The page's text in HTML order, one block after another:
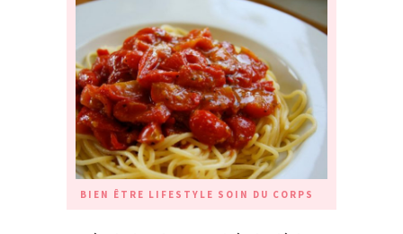
BIEN ÊTRE LIFESTYLE SOIN DU CORPS